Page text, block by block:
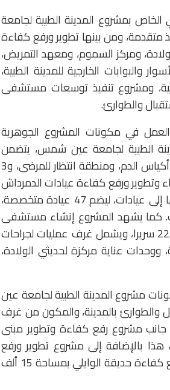
بمشروع المدينة الطبية لجامعة
ومن بينها تطوير ورفع كفاءة
ومركز السموم، ومعهد التمريض،
الخارجية للمدينة الطبية،
ومشروع تنفيذ توسعات مستشفى
والطوارئ.
في مكونات المشروع الجوهرية
الطبية لجامعة عين شمس، يتضمن
معملين للتبرع بالدم، و12 معملًا لتحليل الدم، و4 غرف تبريد وثلاجات لحفظ أكياس الدم، ومنطقة انتظار للمرضى، و3
إنشاء وتطوير ورفع كفاءة عيادات الدمرداش
الخارجية تنفيذ أعمال ترميم وتدعيم لـ 3 أدوار متكررة بالمبنى القائم وتحويلها إلى عيادات، ليضم 47 عيادة متخصصة،
لخدمة مبنى العيادات. كما يشهد المشروع إنشاء مستشفى
جراحات الأطفال التخصصية بالمدينة، ويتكون من مبنى من 9 أدوار، بسعة 225 سريرا، ويشمل غرف عمليات لجراحات
عناية مركزة لحديثي الولادة،
مشروع المدينة الطبية لجامعة عين
بالمدينة، والمكون من غرف
مشروع رفع كفاءة وتطوير مبنى
هذا بالإضافة إلى مشروع تطوير ورفع
كفاءة حديقة عرب المحمدي بمساحة 47 ألف م2، وكذا مشروع تطوير ورفع كفاءة حديقة الوايلي بمساحة 15 ألف